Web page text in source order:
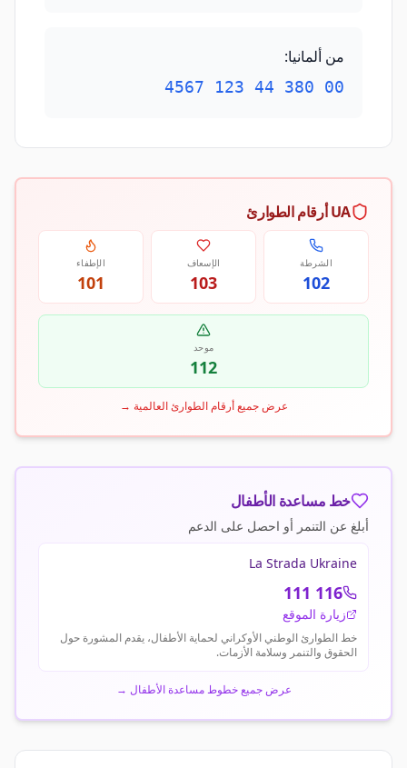
من ألمانيا:
00 380 44 123 4567
UA أرقام الطوارئ
الشرطة
102
الإسعاف
103
الإطفاء
101
موحد
112
عرض جميع أرقام الطوارئ العالمية →
خط مساعدة الأطفال
أبلغ عن التنمر أو احصل على الدعم
La Strada Ukraine
116 111
زيارة الموقع
خط الطوارئ الوطني الأوكراني لحماية الأطفال، يقدم المشورة حول
الحقوق والتنمر وسلامة الأزمات.
عرض جميع خطوط مساعدة الأطفال →